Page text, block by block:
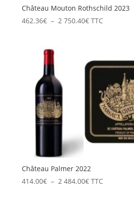
Château Mouton Rothschild 2023
462.36€ – 2 750.40€Plage
à
750.40€
TTC
Château Palmer 2022
414.00€ – 2 484.00€Plage
TTC